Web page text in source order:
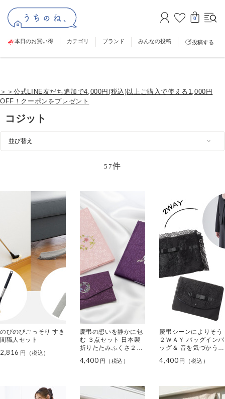
0
本日のお買い得 カテゴリ ブランド みんなの投稿 投稿する
＞＞公式LINE友だち追加で4,000円(税込)以上ご購入で使える1,000円
OFF！クーポンをプレゼント
コジット
57件
のびのびごっそり すき
間職人セット
2,816
慶弔の想いを静かに包
む ３点セット 日本製
折りたたみふくさ２種
チ
4,400
慶弔シーンによりそう
２ＷＡＹ バッグインバ
ッグ＆ 音を気づかう
4,400